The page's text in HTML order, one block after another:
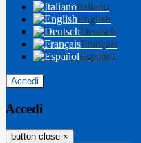
Italiano
English
Deutsch
Français
Español
Accedi
Accedi
button close ×